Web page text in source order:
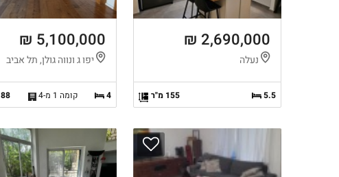
2,690,000 ₪
נעלה
5.5 155 מ"ר
5,100,000 ₪
יפו ג ונווה גולן, תל אביב
4 קומה 1 מ-4 88 מ"ר